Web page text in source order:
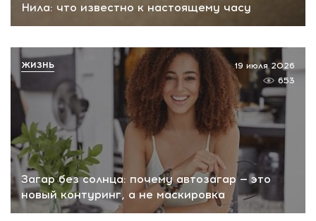
Нила: что известно к настоящему часу
Загар без солнца: почему автозагар — это
новый контуринг, а не маскировка
19 июля 2026
653
ЖИЗНЬ